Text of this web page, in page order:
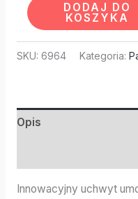
DODAJ DO
KOSZYKA
SKU: 6964 Kategoria:
Opis
Innowacyjny uchwyt